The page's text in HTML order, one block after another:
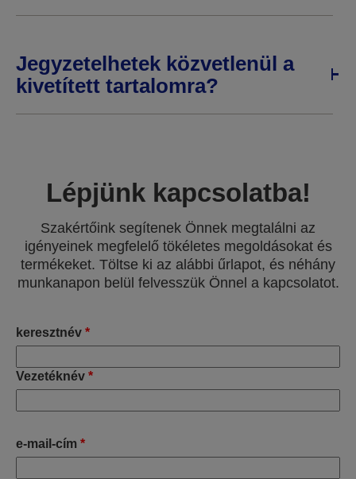
Jegyzetelhetek közvetlenül a
kivetített tartalomra?
Lépjünk kapcsolatba!
Szakértőink segítenek Önnek megtalálni az
igényeinek megfelelő tökéletes megoldásokat és
termékeket. Töltse ki az alábbi űrlapot, és néhány
munkanapon belül felvesszük Önnel a kapcsolatot.
keresztnév *
Vezetéknév *
e-mail-cím *